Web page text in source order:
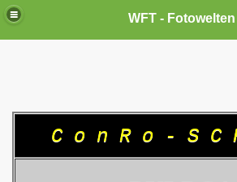
WFT - Fotowelten
C o n R o - S C